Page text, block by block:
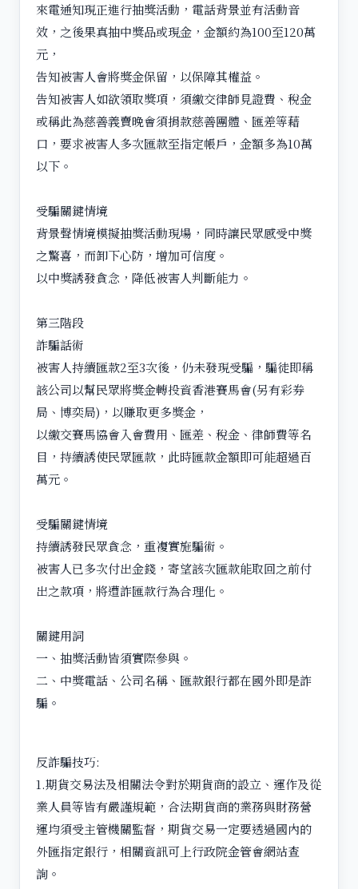
來電通知現正進行抽獎活動，電話背景並有活動音
效，之後果真抽中獎品或現金，金額約為100至120萬
元，
告知被害人會將獎金保留，以保障其權益。
告知被害人如欲領取獎項，須繳交律師見證費、稅金
或稱此為慈善義賣晚會須捐款慈善團體、匯差等藉
口，要求被害人多次匯款至指定帳戶，金額多為10萬
以下。
受騙關鍵情境
背景聲情境模擬抽獎活動現場，同時讓民眾感受中獎
之驚喜，而卸下心防，增加可信度。
以中獎誘發貪念，降低被害人判斷能力。
第三階段
詐騙話術
被害人持續匯款2至3次後，仍未發現受騙，騙徒即稱
該公司以幫民眾將獎金轉投資香港賽馬會(另有彩券
局、博奕局)，以賺取更多獎金，
以繳交賽馬協會入會費用、匯差、稅金、律師費等名
目，持續誘使民眾匯款，此時匯款金額即可能超過百
萬元。
受騙關鍵情境
持續誘發民眾貪念，重複實施騙術。
被害人已多次付出金錢，寄望該次匯款能取回之前付
出之款項，將遭詐匯款行為合理化。
關鍵用詞
一、抽獎活動皆須實際參與。
二、中獎電話、公司名稱、匯款銀行都在國外即是詐
騙。
反詐騙技巧:
1.期貨交易法及相關法令對於期貨商的設立、運作及從
業人員等皆有嚴謹規範，合法期貨商的業務與財務營
運均須受主管機關監督，期貨交易一定要透過國內的
外匯指定銀行，相關資訊可上行政院金管會網站查
詢。